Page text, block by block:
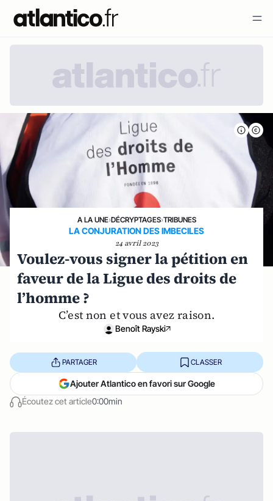
A LA UNE›DÉCRYPTAGES›TRIBUNES
LA CONJURATION DES IMBECILES
24 avril 2023
Voulez-vous signer la pétition en
faveur de la Ligue des droits de
l’homme ?
C’est non et vous avez raison.
Benoît Rayski
Écoutez cet article0:00min
PARTAGER CLASSER
Ajouter Atlantico en favori sur Google